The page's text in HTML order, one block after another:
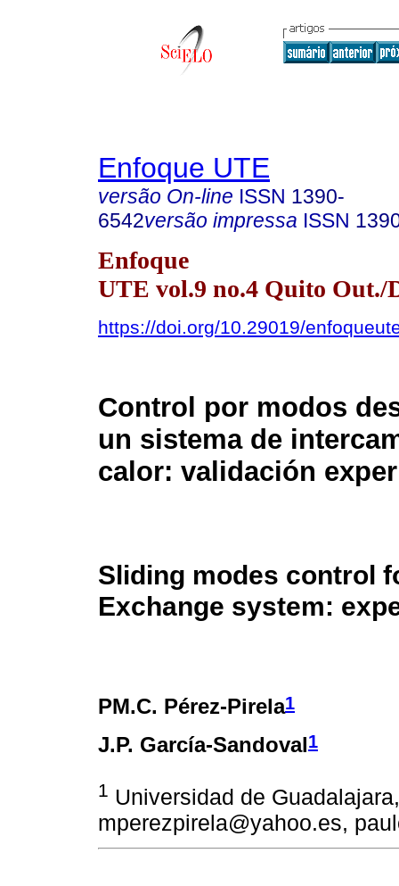
Enfoque UTE
versão On-line ISSN 1390-
6542versão impressa ISSN
Enfoque
UTE vol.9 no.4 Quito Out./
https://doi.org/10.29019/
Control por modos
un sistema de
calor: validación
Sliding modes control
Exchange system:
PM.C. Pérez-Pirela1
J.P. García-Sandoval1
1 Universidad de
mperezpirela@yahoo.es,